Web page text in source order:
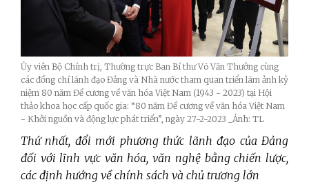
Ủy viên Bộ Chính trị, Thường trực Ban Bí thư Võ Văn Thưởng cùng
các đồng chí lãnh đạo Đảng và Nhà nước tham quan triển lãm ảnh kỷ
niệm 80 năm Đề cương về văn hóa Việt Nam (1943 - 2023) tại Hội
thảo khoa học cấp quốc gia: “80 năm Đề cương về văn hóa Việt Nam
- Khởi nguồn và động lực phát triển”, ngày 27-2-2023 _Ảnh: TL
Thứ nhất, đổi mới phương thức lãnh đạo của Đảng
đối với lĩnh vực văn hóa, văn nghệ bằng chiến lược,
các định hướng về chính sách và chủ trương lớn